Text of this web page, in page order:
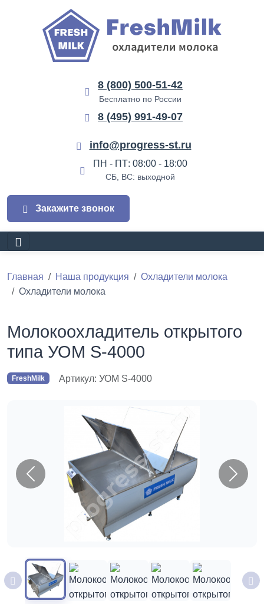
8 (800) 500-51-42
Бесплатно по России
8 (495) 991-49-07
info@progress-st.ru
ПН - ПТ: 08:00 - 18:00
СБ, ВС: выходной
Закажите звонок
Главная Наша продукция
Охладители молока
Охладители молока
Молокоохладитель открытого
типа УОМ S-4000
FreshMilk Артикул: УОМ S-4000
Назад